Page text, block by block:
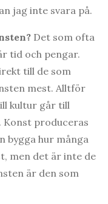
jag inte svara på.
Det som ofta
tid och pengar.
till de som
mest. Alltför
kultur går till
produceras
bygga hur många
men det är inte de
är den som